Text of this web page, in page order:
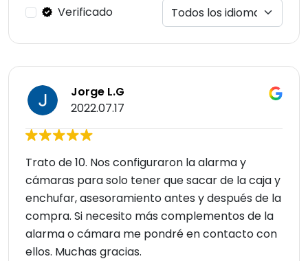
Verificado
Jorge L.G
2022.07.17
Trato de 10. Nos configuraron la alarma y
cámaras para solo tener que sacar de la caja y
enchufar, asesoramiento antes y después de la
compra. Si necesito más complementos de la
alarma o cámara me pondré en contacto con
ellos. Muchas gracias.